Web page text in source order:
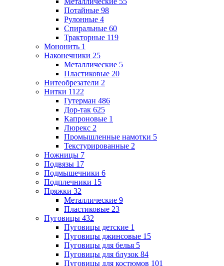
Потайные 98
Рулонные 4
Спиральные 60
Тракторные 119
Мононить 1
Наконечники 25
Металлические 5
Пластиковые 20
Нитеобрезатели 2
Нитки 1122
Гутерман 486
Дор-так 625
Капроновые 1
Люрекс 2
Промышленные намотки 5
Текстурированные 2
Ножницы 7
Подвязы 17
Подмышечники 6
Подплечники 15
Пряжки 32
Металлические 9
Пластиковые 23
Пуговицы 432
Пуговицы детские 1
Пуговицы джинсовые 15
Пуговицы для белья 5
Пуговицы для блузок 84
Пуговицы для костюмов 101